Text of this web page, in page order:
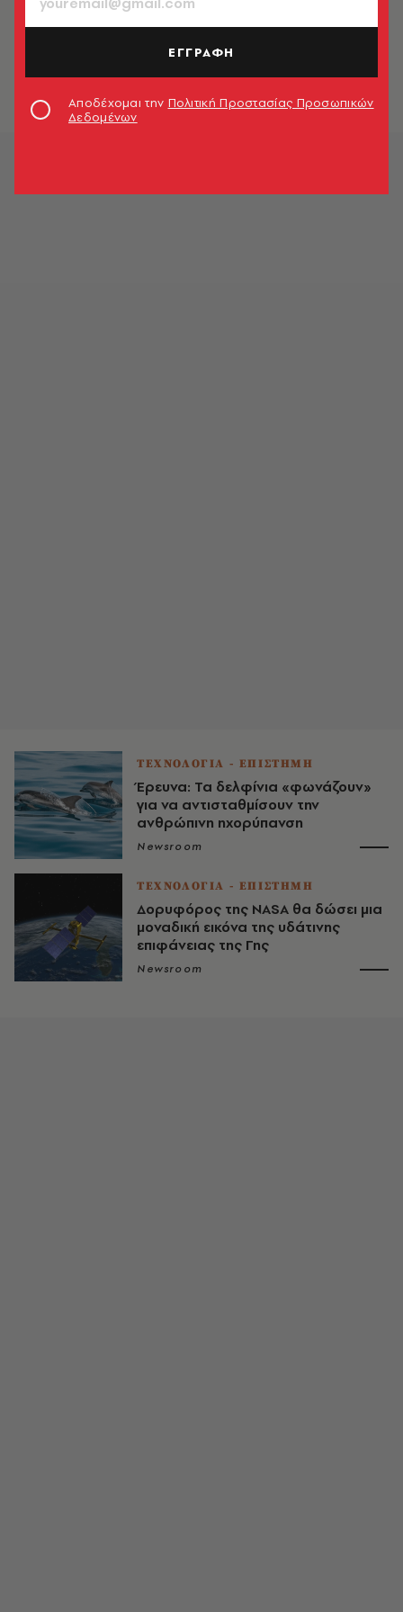
ΤΕΧΝΟΛΟΓΙΑ - ΕΠΙΣΤΗΜΗ
Έρευνα: Τα δελφίνια «φωνάζουν»
για να αντισταθμίσουν την
ανθρώπινη ηχορύπανση
Newsroom
ΤΕΧΝΟΛΟΓΙΑ - ΕΠΙΣΤΗΜΗ
Δορυφόρος της NASA θα δώσει μια
μοναδική εικόνα της υδάτινης
επιφάνειας της Γης
Newsroom
ΕΓΓΡΑΦΗ
Αποδέχομαι την Πολιτική Προστασίας Προσωπικών
Δεδομένων